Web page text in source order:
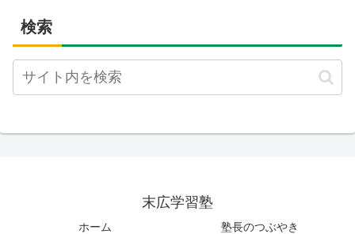
検索
末広学習塾
ホーム
塾長のつぶやき